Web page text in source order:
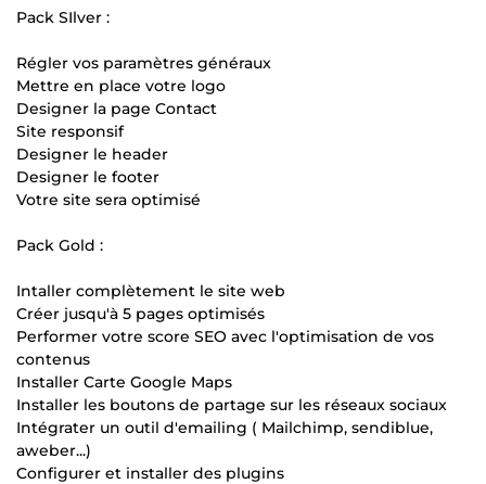
Pack SIlver :
Régler vos paramètres généraux
Mettre en place votre logo
Designer la page Contact
Site responsif
Designer le header
Designer le footer
Votre site sera optimisé
Pack Gold :
Intaller complètement le site web
Créer jusqu'à 5 pages optimisés
Performer votre score SEO avec l'optimisation de vos
contenus
Installer Carte Google Maps
Installer les boutons de partage sur les réseaux sociaux
Intégrater un outil d'emailing ( Mailchimp, sendiblue,
aweber...)
Configurer et installer des plugins